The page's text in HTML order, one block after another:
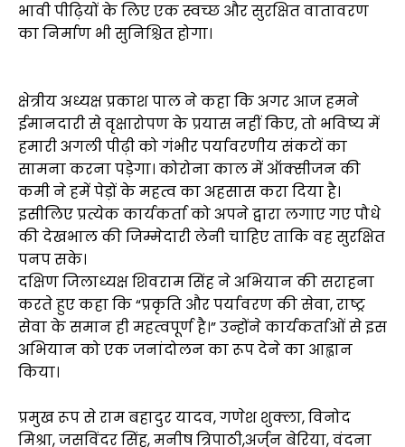
भावी पीढ़ियों के लिए एक स्वच्छ और सुरक्षित वातावरण
का निर्माण भी सुनिश्चित होगा।
क्षेत्रीय अध्यक्ष प्रकाश पाल ने कहा कि अगर आज हमने
ईमानदारी से वृक्षारोपण के प्रयास नहीं किए, तो भविष्य में
हमारी अगली पीढ़ी को गंभीर पर्यावरणीय संकटों का
सामना करना पड़ेगा। कोरोना काल में ऑक्सीजन की
कमी ने हमें पेड़ों के महत्व का अहसास करा दिया है।
इसीलिए प्रत्येक कार्यकर्ता को अपने द्वारा लगाए गए पौधे
की देखभाल की जिम्मेदारी लेनी चाहिए ताकि वह सुरक्षित
पनप सके।
दक्षिण जिलाध्यक्ष शिवराम सिंह ने अभियान की सराहना
करते हुए कहा कि “प्रकृति और पर्यावरण की सेवा, राष्ट्र
सेवा के समान ही महत्वपूर्ण है।” उन्होंने कार्यकर्ताओं से इस
अभियान को एक जनांदोलन का रूप देने का आह्वान
किया।
प्रमुख रूप से राम बहादुर यादव, गणेश शुक्ला, विनोद
मिश्रा, जसविंदर सिंह, मनीष त्रिपाठी,अर्जुन बेरिया, वंदना